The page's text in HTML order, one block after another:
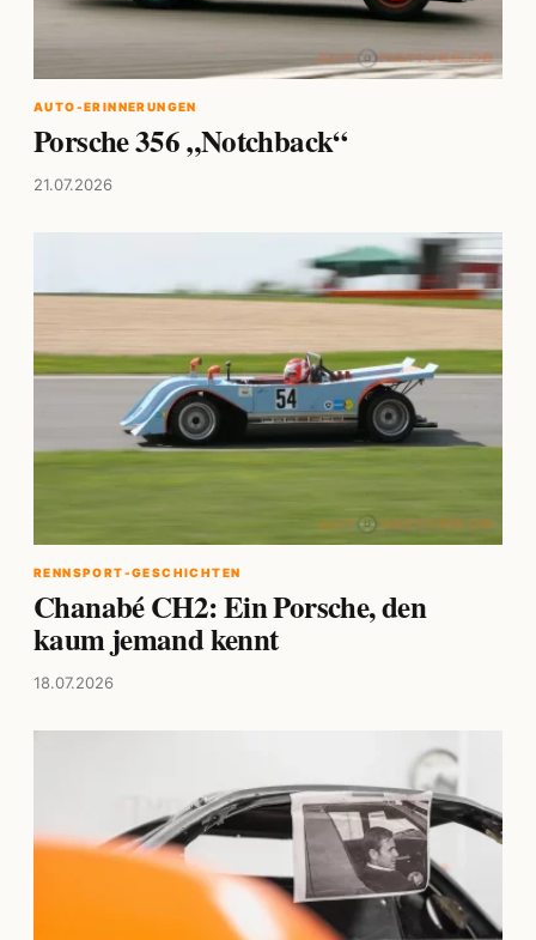
AUTO-ERINNERUNGEN
Porsche 356 „Notchback“
21.07.2026
RENNSPORT-GESCHICHTEN
Chanabé CH2: Ein Porsche, den
kaum jemand kennt
18.07.2026